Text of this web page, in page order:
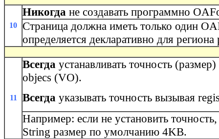
10
Никогда не создавать программно
Страница должна иметь только один
определяется декларативно для
11
Всегда устанавливать точность
objecs (VO).
Всегда указывать точность вызывая
Например: eсли не установить
String размер по умолчанию 4KB.